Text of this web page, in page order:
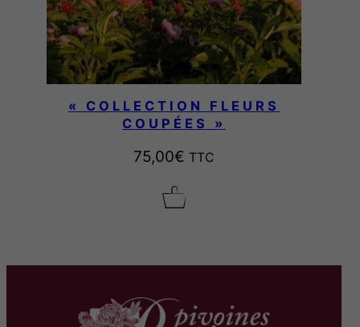
« COLLECTION FLEURS
COUPÉES »
75,00€ TTC